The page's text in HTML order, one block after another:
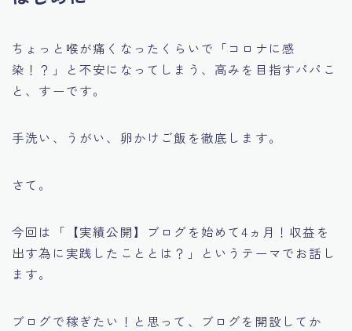
ちょっと喉が痛くなったくらいで「コロナに感
染！？」と不安になってしまう、高みを目指すパパこ
と、すーです。
手洗い、うがい、卵かけご飯を徹底します。
さて。
今回は「【実績公開】ブログを始めて4ヵ月！収益を
出す為に実践したこととは？」というテーマでお話し
ます。
ブログで稼ぎたい！と思って、ブログを開設してか